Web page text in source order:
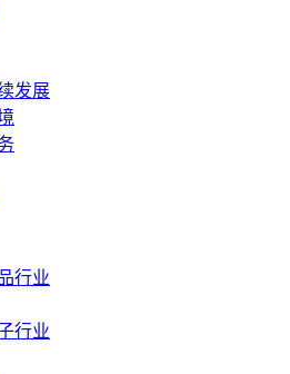
发展
行业
行业